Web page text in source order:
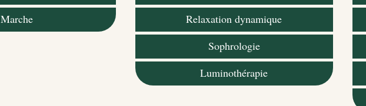
Marche
Relaxation dynamique
Sophrologie
Luminothérapie